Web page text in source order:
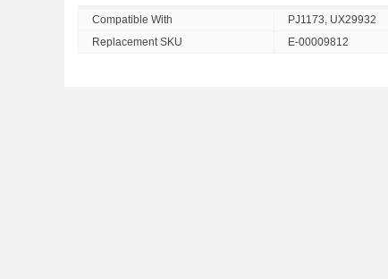
Compatible With
PJ1173, UX29932
Replacement SKU
E-00009812